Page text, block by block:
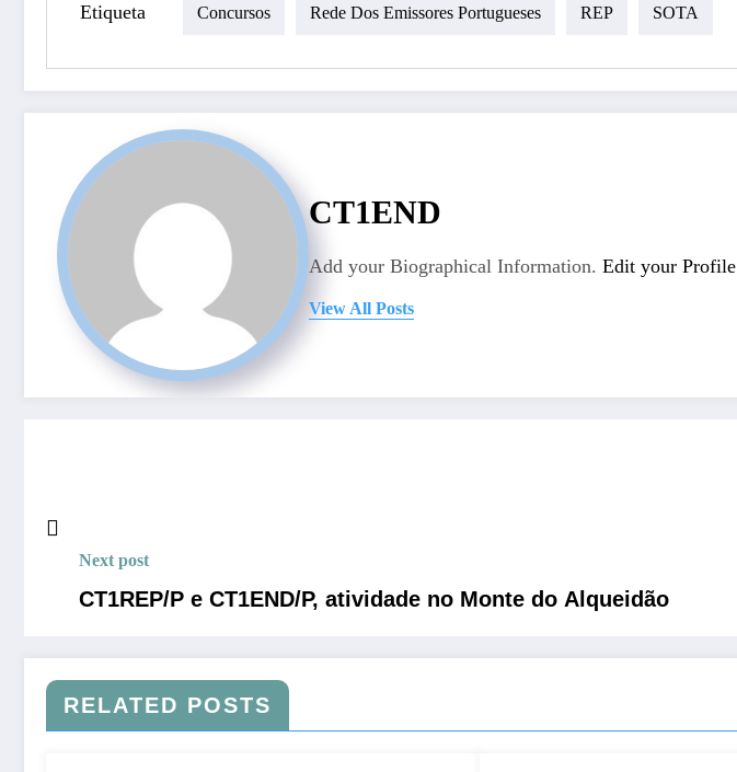
Etiqueta Concursos Rede Dos Emissores Portugueses REP SOTA
CT1END
Add your Biographical Information. Edit your Profile
View All Posts
Next post
CT1REP/P e CT1END/P, atividade no Monte do Alqueidão
RELATED POSTS